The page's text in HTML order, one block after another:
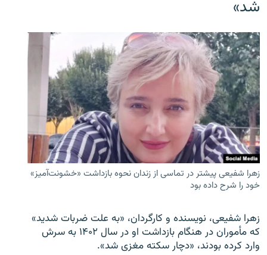
شد»
زهرا شفیعی پیشتر در تماسی از زندان نحوه بازداشت «خشونت‌آمیز»
خود را شرح داده بود
زهرا شفیعی، نویسنده و کارگردان، «به علت ضربات شدید»
که مأموران در هنگام بازداشت او در سال ۱۴۰۲ به سرش
وارد کرده بودند، «دچار سکته مغزی شد».